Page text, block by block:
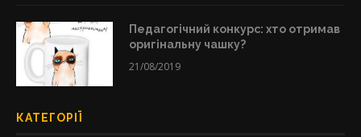
Педагогічний конкурс: хто отримав
оригінальну чашку?
21/08/2019
КАТЕГОРІЇ